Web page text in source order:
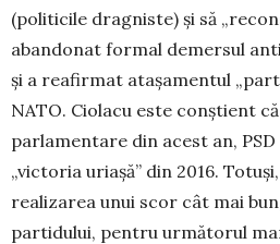
(politicile dragniste) și să
abandonat formal demersul
și a reafirmat atașamentul
NATO. Ciolacu este con­știent
parlamentare din acest an,
„victoria uriașă” din 2016.
realizarea unui scor cât mai
partidului, pentru următorul